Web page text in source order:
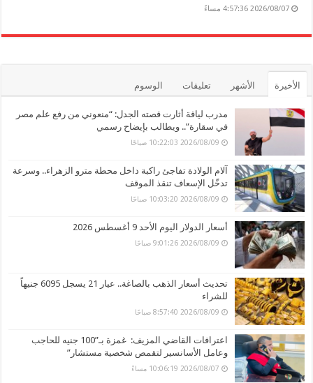
2026/08/07 4:57:36 مساءً
الأخيرة الأشهر تعليقات الوسوم
مدرب لياقة أثارت قصته الجدل: “منعوني من رفع علم مصر
في سقارة”.. ويطالب بإيضاح رسمي
2026/08/09 10:22:03 صباحًا
آلام الولادة تفاجئ راكبة داخل محطة مترو الزهراء.. وسرعة
تدخّل الإسعاف تنقذ الموقف
2026/08/09 10:03:20 صباحًا
أسعار الدولار اليوم الأحد 9 أغسطس 2026
2026/08/09 9:01:26 صباحًا
تحديث أسعار الذهب بالصاغة.. عيار 21 يسجل 6095 جنيهاً
للشراء
2026/08/09 8:57:40 صباحًا
اعترافات القاضي المزيف: غمزة بـ”100 جنيه للحاجب
وعامل الأسانسير لتقمص شخصية مستشار”
2026/08/07 10:06:19 مساءً